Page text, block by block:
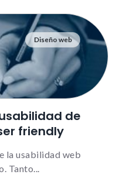
Diseño web
de
friendly
la usabilidad web
Tanto
Necesarias
Estas cookies no son
necesarias para que
correctamente.
_ga |
Le informamos de que puede
su navegador para bloquear o
sobre estas cookies, sin